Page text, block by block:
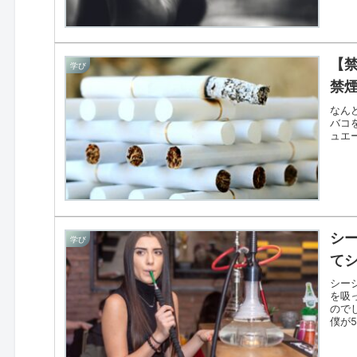
学び
【
禁
なん
バコ
ュエ
学び
シ
て
シー
を吸
ので
僕が